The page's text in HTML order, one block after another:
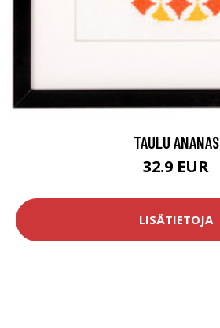
TAULU ANANAS
32.9 EUR
LISÄTIETOJA